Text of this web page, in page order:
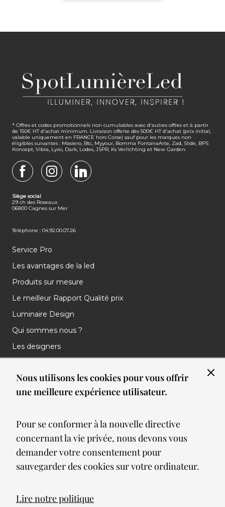
Nous utilisons les cookies pour vous offrir
une meilleure expérience utilisateur.
Pour se conformer à la nouvelle directive
concernant la vie privée, nous devons vous
demander votre consentement pour
sauvegarder des cookies sur votre ordinateur.
Lire notre politique
* Offres et codes promotionnels non cumulables avec d'autres offres et à partir
de 150€ HT d'achat minimum. Livraison offerte dès 500€ HT d'achat (prix initial,
valable uniquement en FRANCE hors Corse) sauf pour les marques non
éligibles suivantes : Masiero, Btc, Myyour, Bomma FontanaArte, Zad, Slide, BPS
Koncept, Vibia, Lyxo, Dark, Lodes, JSPR, Ks Verlichting et New Garden.
Siège social
29 ch des Roseaux
06800 Cagnes sur Mer
Téléphone : 04.92.00.07.26
Service Pro
Les avantages de la led
Produits sur mesure
Le meilleur Rapport Qualité prix
Luminaire Design
Qui sommes nous ?
Les designers
Nos réalisations
Nos Clients
Meilleures ventes
Blog
© 2026 Spot lumiere led. All Rights Reserved